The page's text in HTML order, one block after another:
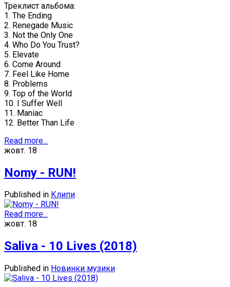
Треклист альбома:
1. The Ending
2. Renegade Music
3. Not the Only One
4. Who Do You Trust?
5. Elevate
6. Come Around
7. Feel Like Home
8. Problems
9. Top of the World
10. I Suffer Well
11. Maniac
12. Better Than Life
Read more...
жовт. 18
Nomy - RUN!
Published in Клипи
Read more...
жовт. 18
Saliva - 10 Lives (2018)
Published in Новинки музики